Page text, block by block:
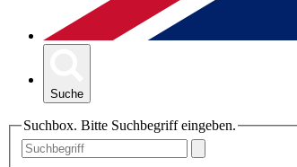
Suche
Suchbox. Bitte Suchbegriff eingeben.